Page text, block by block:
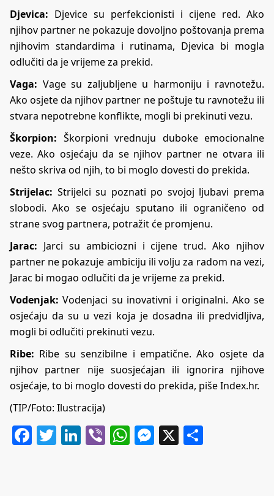
Djevica: Djevice su perfekcionisti i cijene red. Ako
njihov partner ne pokazuje dovoljno poštovanja prema
njihovim standardima i rutinama, Djevica bi mogla
odlučiti da je vrijeme za prekid.
Vaga: Vage su zaljubljene u harmoniju i ravnotežu.
Ako osjete da njihov partner ne poštuje tu ravnotežu ili
stvara nepotrebne konflikte, mogli bi prekinuti vezu.
Škorpion: Škorpioni vrednuju duboke emocionalne
veze. Ako osjećaju da se njihov partner ne otvara ili
nešto skriva od njih, to bi moglo dovesti do prekida.
Strijelac: Strijelci su poznati po svojoj ljubavi prema
slobodi. Ako se osjećaju sputano ili ograničeno od
strane svog partnera, potražit će promjenu.
Jarac: Jarci su ambiciozni i cijene trud. Ako njihov
partner ne pokazuje ambiciju ili volju za radom na vezi,
Jarac bi mogao odlučiti da je vrijeme za prekid.
Vodenjak:Vodenjaci su inovativni i originalni. Ako se
osjećaju da su u vezi koja je dosadna ili predvidljiva,
mogli bi odlučiti prekinuti vezu.
Ribe: Ribe su senzibilne i empatične. Ako osjete da
njihov partner nije suosjećajan ili ignorira njihove
osjećaje, to bi moglo dovesti do prekida, piše Index.hr.
(TIP/Foto: Ilustracija)
Facebook
Twitter
LinkedIn
ViberWhatsApp
Messenger
X